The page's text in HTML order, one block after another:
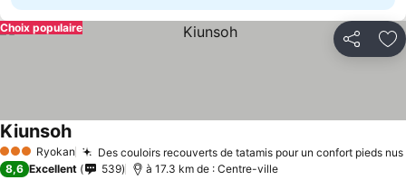
Partager
Choix populaire
3 ÉtoilesRyokan Des couloirs recouverts de tatamis pour un confort pieds nus
Kiunsoh
8,6 Excellent 539 à 17.3 km de : Centre-ville